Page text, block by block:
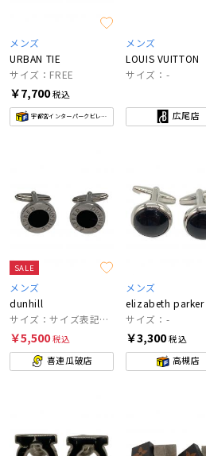
メンズ
URBAN TIE
サイズ：FREE
￥7,700税込
宇都宮インターパークビレッジ店
メンズ
LOUIS VUITTON
サイズ：-
広尾店
SALE
メンズ
dunhill
サイズ：サイズ表記なし
￥5,500税込
喜連瓜破店
メンズ
elizabeth parker
サイズ：-
￥3,300税込
高槻店